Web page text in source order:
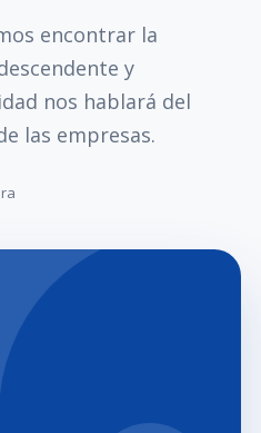
encontrar la
y
nos hablará del
las empresas.